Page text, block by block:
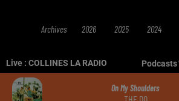
Live : COLLINES LA RADIO Podcasts
On My Shoulders
THE DO
Archives 2026 2025 2024